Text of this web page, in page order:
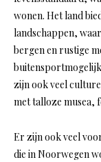
wonen. Het land
landschappen,
bergen en rustige
zijn ook veel
met talloze musea,
Er zijn ook veel
die in Noorwegen